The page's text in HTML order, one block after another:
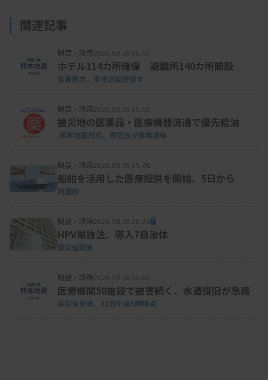
と算定要件の見直しを行う。
●胚凍結保存管理料の算定上限年数は撤廃
不妊治療の関連では、凍結・融解胚移植のため、
子で作成された胚に関する「胚凍結保存管理料」の
算定要件を変更。これまで凍結保存の開始から起算
た。年1回の算定には変更はない。
資料はこちら
関連記事
制度・政策2026.08.06 05:10
ホテル114カ所確保 避難所140カ所開設
猛暑懸念、車中泊回避促す
制度・政策2026.08.05 05:55
被災地の医薬品・医療機器流通で優先給油
熊本地震対応、厚労省が事務連絡
制度・政策2026.08.05 05:05
船舶を活用した医療提供を開始、5日から
内閣府
制度・政策2026.08.03 06:25
HPV単独法、導入7自治体
厚労省調査
制度・政策2026.08.03 05:55
医療機関50施設で被害続く、水道復旧が急務
厚労省発表、31日午後5時時点